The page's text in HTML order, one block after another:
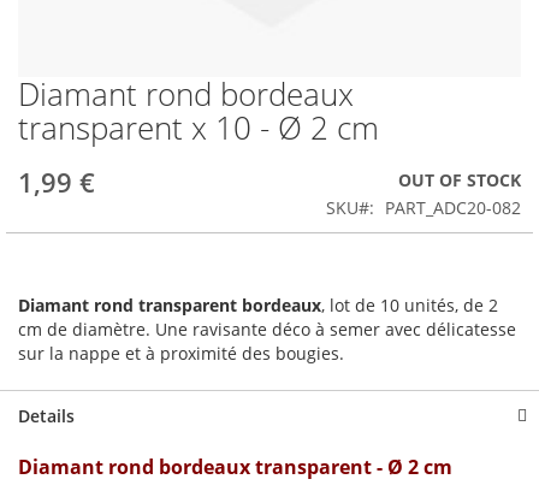
Skip
to
the
of
images
Diamant rond bordeaux
transparent x 10 - Ø 2 cm
1,99 €
OUT OF STOCK
SKU
PART_ADC20-082
Diamant rond transparent bordeaux, lot de 10 unités, de 2
cm de diamètre. Une ravisante déco à semer avec délicatesse
sur la nappe et à proximité des bougies.
Details
Diamant rond bordeaux transparent - Ø 2 cm